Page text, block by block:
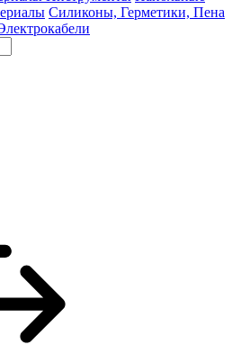
Силиконы, Герметики, Пена